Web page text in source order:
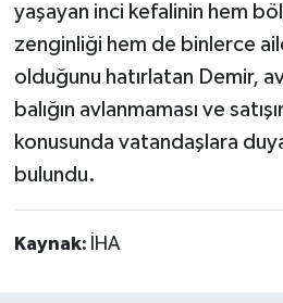
yaşayan inci kefalinin hem
zenginliği hem de binlerce
olduğunu hatırlatan Demir,
balığın avlanmaması ve
konusunda vatandaşlara
bulundu.
Kaynak: İHA